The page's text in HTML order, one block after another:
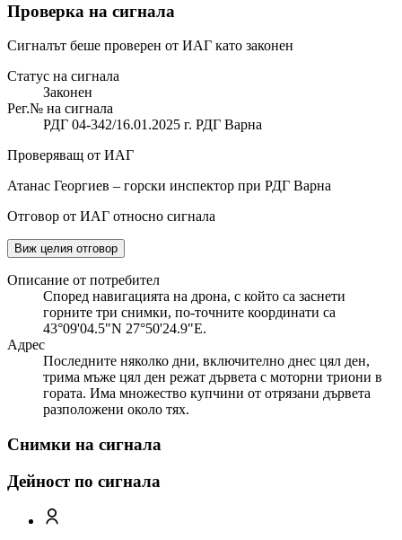
Проверка на сигнала
Сигналът беше проверен от ИАГ като законен
Статус на сигнала
Законен
Рег.№ на сигнала
РДГ 04-342/16.01.2025 г. РДГ Варна
Проверяващ от ИАГ
Атанас Георгиев – горски инспектор при РДГ Варна
Отговор от ИАГ относно сигнала
Виж целия отговор
Описание от потребител
Според навигацията на дрона, с който са заснети
горните три снимки, по-точните координати са
43°09'04.5"N 27°50'24.9"E.
Адрес
Последните няколко дни, включително днес цял ден,
трима мъже цял ден режат дървета с моторни триони в
гората. Има множество купчини от отрязани дървета
разположени около тях.
Снимки на сигнала
Дейност по сигнала